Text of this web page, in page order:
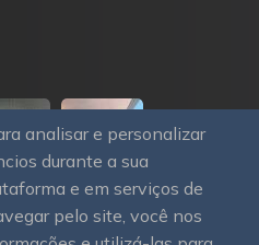
analisar e personalizar
durante a sua
e em serviços de
pelo site, você nos